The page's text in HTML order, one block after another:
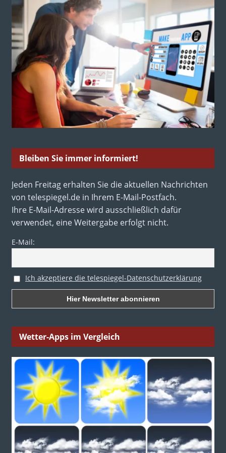
Bleiben Sie immer informiert!
Jeden Freitag erhalten Sie die aktuellen Nachrichten
von telespiegel.de in Ihrem E-Mail-Postfach.
Ihre E-Mail-Adresse wird ausschließlich dafür
verwendet, eine Weitergabe erfolgt nicht.
E-Mail:
Ich akzeptiere die telespiegel-Datenschutzerklärung
Wetter-Apps im Vergleich